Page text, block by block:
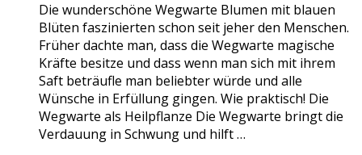
Die wunderschöne Wegwarte Blumen mit blauen
Blüten faszinierten schon seit jeher den Menschen.
Früher dachte man, dass die Wegwarte magische
Kräfte besitze und dass wenn man sich mit ihrem
Saft beträufle man beliebter würde und alle
Wünsche in Erfüllung gingen. Wie praktisch! Die
Wegwarte als Heilpflanze Die Wegwarte bringt die
Verdauung in Schwung und hilft …